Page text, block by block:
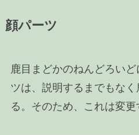
顔パーツ
鹿目まどかのねんどろい
ツは、説明するまでもな
る。そのため、これは変更